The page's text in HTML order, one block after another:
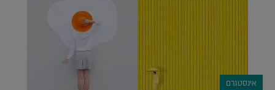
אינסטגרם